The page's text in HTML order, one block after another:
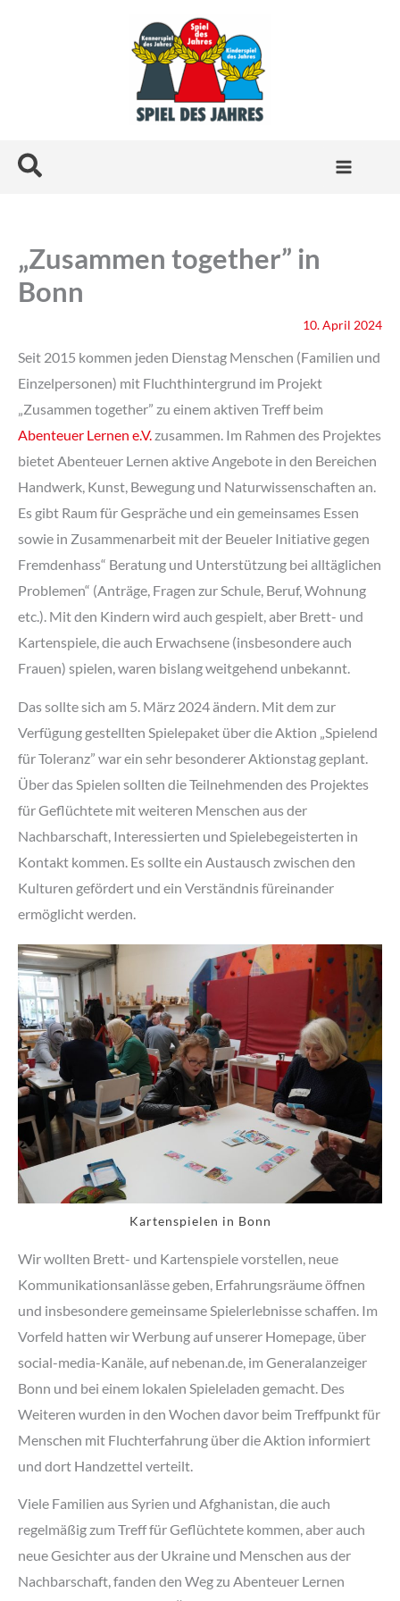
Suchen
„Zusammen together” in
Bonn
10. April 2024
Seit 2015 kommen jeden Dienstag Menschen (Familien und
Einzelpersonen) mit Fluchthintergrund im Projekt
„Zusammen together” zu einem aktiven Treff beim
Abenteuer Lernen e.V.zusammen. Im Rahmen des Projektes
bietet Abenteuer Lernen aktive Angebote in den Bereichen
Handwerk, Kunst, Bewegung und Naturwissenschaften an.
Es gibt Raum für Gespräche und ein gemeinsames Essen
sowie in Zusammenarbeit mit der Beueler Initiative gegen
Fremdenhass“ Beratung und Unterstützung bei alltäglichen
Problemen“ (Anträge, Fragen zur Schule, Beruf, Wohnung
etc.). Mit den Kindern wird auch gespielt, aber Brett- und
Kartenspiele, die auch Erwachsene (insbesondere auch
Frauen) spielen, waren bislang weitgehend unbekannt.
Das sollte sich am 5. März 2024 ändern. Mit dem zur
Verfügung gestellten Spielepaket über die Aktion „Spielend
für Toleranz” war ein sehr besonderer Aktionstag geplant.
Über das Spielen sollten die Teilnehmenden des Projektes
für Geflüchtete mit weiteren Menschen aus der
Nachbarschaft, Interessierten und Spielebegeisterten in
Kontakt kommen. Es sollte ein Austausch zwischen den
Kulturen gefördert und ein Verständnis füreinander
ermöglicht werden.
Kartenspielen in Bonn
Wir wollten Brett- und Kartenspiele vorstellen, neue
Kommunikationsanlässe geben, Erfahrungsräume öffnen
und insbesondere gemeinsame Spielerlebnisse schaffen. Im
Vorfeld hatten wir Werbung auf unserer Homepage, über
social-media-Kanäle, auf nebenan.de, im Generalanzeiger
Bonn und bei einem lokalen Spieleladen gemacht. Des
Weiteren wurden in den Wochen davor beim Treffpunkt für
Menschen mit Fluchterfahrung über die Aktion informiert
und dort Handzettel verteilt.
Viele Familien aus Syrien und Afghanistan, die auch
regelmäßig zum Treff für Geflüchtete kommen, aber auch
neue Gesichter aus der Ukraine und Menschen aus der
Nachbarschaft, fanden den Weg zu Abenteuer Lernen